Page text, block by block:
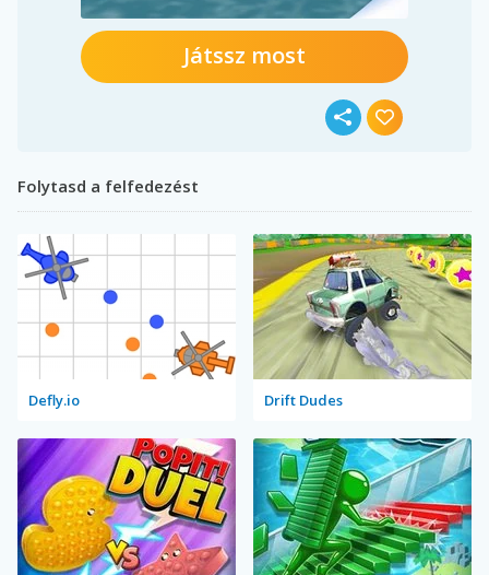
Játssz most
Folytasd a felfedezést
Defly.io Drift Dudes